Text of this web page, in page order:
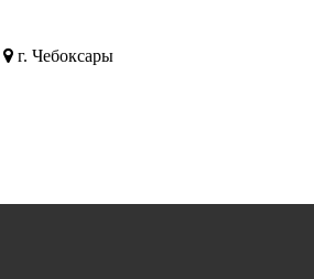
г. Чебоксары